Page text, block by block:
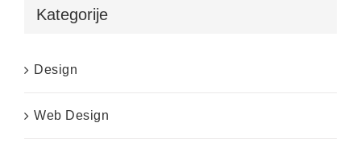
Kategorije
Design
Web Design